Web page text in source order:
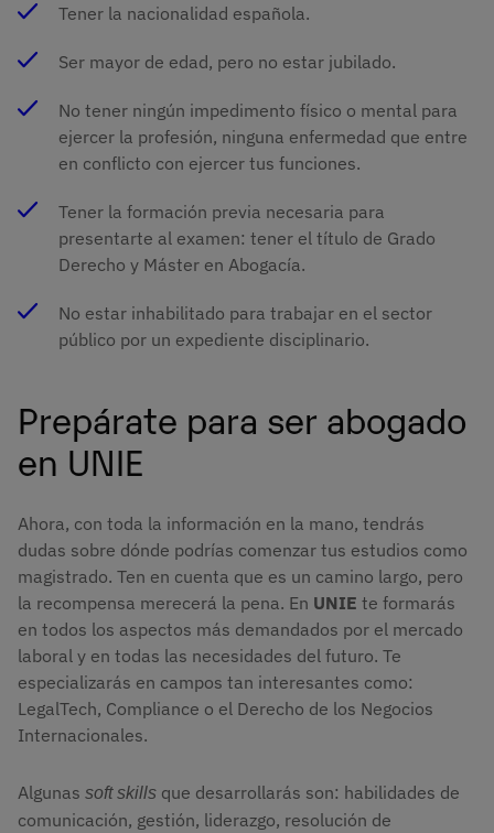
Tener la nacionalidad española.
Ser mayor de edad, pero no estar jubilado.
No tener ningún impedimento físico o mental para
ejercer la profesión, ninguna enfermedad que entre
en conflicto con ejercer tus funciones.
Tener la formación previa necesaria para
presentarte al examen: tener el título de Grado
Derecho y Máster en Abogacía.
No estar inhabilitado para trabajar en el sector
público por un expediente disciplinario.
Prepárate para ser abogado
en UNIE
Ahora, con toda la información en la mano, tendrás
dudas sobre dónde podrías comenzar tus estudios como
magistrado. Ten en cuenta que es un camino largo, pero
la recompensa merecerá la pena. En UNIE te formarás
en todos los aspectos más demandados por el mercado
laboral y en todas las necesidades del futuro. Te
especializarás en campos tan interesantes como:
LegalTech, Compliance o el Derecho de los Negocios
Internacionales.
Algunas soft skills que desarrollarás son: habilidades de
comunicación, gestión, liderazgo, resolución de